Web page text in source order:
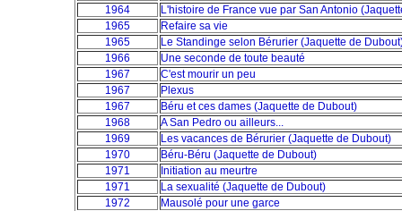
1964
L'histoire de France vue par San Antonio
1965
Refaire sa vie
1965
Le Standinge selon Bérurier (Jaquette de
1966
Une seconde de toute beauté
1967
C'est mourir un peu
1967
Plexus
1967
Béru et ces dames (Jaquette de Dubout)
1968
A San Pedro ou ailleurs...
1969
Les vacances de Bérurier (Jaquette de Dubout)
1970
Béru-Béru (Jaquette de Dubout)
1971
Initiation au meurtre
1971
La sexualité (Jaquette de Dubout)
1972
Mausolé pour une garce